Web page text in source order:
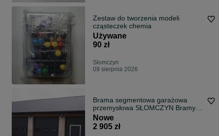
Zestaw do tworzenia modeli
cząsteczek chemia
Używane
90 zł
Słomczyn
09 sierpnia 2026
Brama segmentowa garażowa
przemysłowa SŁOMCZYN Bramy
Przemysłowe – Segmentowe,
Uchylne, Przesuwne Pewna i
Wytrzymała
Nowe
2 905 zł